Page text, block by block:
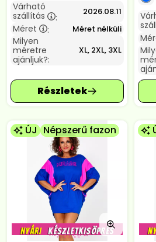
Várható
szállítás
: 2026.08.11
Méret : Méret nélküli
Milyen
méretre
ajánljuk?:
XL, 2XL, 3XL
ÚJ Népszerű fazon